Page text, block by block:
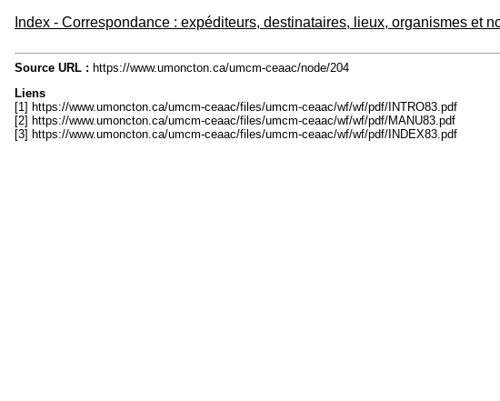
Index - Correspondance : expéditeurs, destinataires, lieux, organismes et
Source URL : https://www.umoncton.ca/umcm-ceaac/node/204
Liens
[1] https://www.umoncton.ca/umcm-ceaac/files/umcm-ceaac/wf/wf/pdf/INTRO83.pdf
[2] https://www.umoncton.ca/umcm-ceaac/files/umcm-ceaac/wf/wf/pdf/MANU83.pdf
[3] https://www.umoncton.ca/umcm-ceaac/files/umcm-ceaac/wf/wf/pdf/INDEX83.pdf